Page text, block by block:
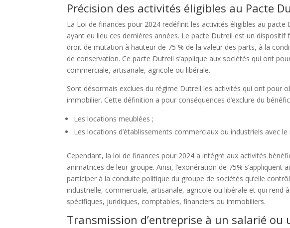
Précision des activités éligibles au Pacte
La Loi de finances pour 2024 redéfinit les activités éligibles au
ayant eu lieu ces dernières années. Le pacte Dutreil est un
droit de mutation à hauteur de 75 % de la valeur des parts, à la
de conservation. Ce pacte Dutreil s’applique aux sociétés qui ont
commerciale, artisanale, agricole ou libérale.
Sont désormais exclues du régime Dutreil les activités qui ont pour
immobilier. Cette définition a pour conséquences d’exclure du
Les locations meublées ;
Les locations d’établissements commerciaux ou industriels avec
Cependant, la loi de finances pour 2024 a intégré aux activités
animatrices de leur groupe. Ainsi, l’exonération de 75%
participer à la conduite politique du groupe de sociétés qu’elle
industrielle, commerciale, artisanale, agricole ou libérale et qui rend
spécifiques, juridiques, comptables, financiers ou immobiliers.
Transmission d’entreprise à un salarié ou